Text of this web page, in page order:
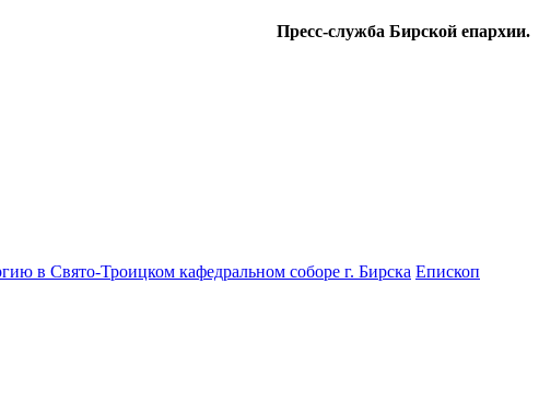
Пресс-служба Бирской епархии.
в Свято-Троицком кафедральном соборе г. Бирска Епископ